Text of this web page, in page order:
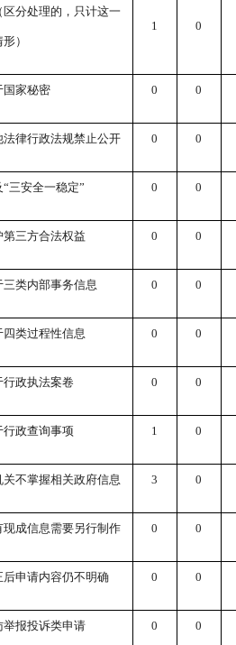
区分处理的，只计这一
）
1 0
国家秘密 0 0
法律行政法规禁止公开 0 0
“三安全一稳定” 0 0
第三方合法权益 0 0
三类内部事务信息 0 0
四类过程性信息 0 0
行政执法案卷 0 0
行政查询事项 1 0
关不掌握相关政府信息 3 0
现成信息需要另行制作 0 0
后申请内容仍不明确 0 0
举报投诉类申请 0 0